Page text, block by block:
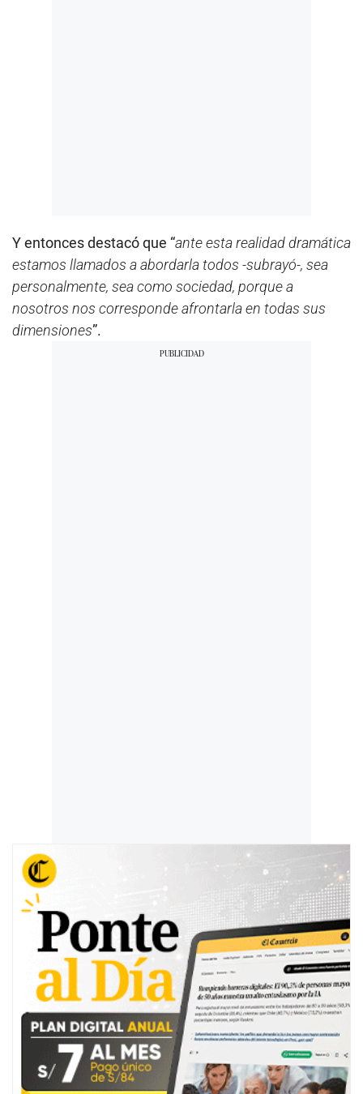
Y entonces destacó que “ante esta realidad dramática
estamos llamados a abordarla todos -subrayó-, sea
personalmente, sea como sociedad, porque a
nosotros nos corresponde afrontarla en todas sus
dimensiones”.